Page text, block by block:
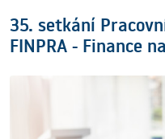
35. setkání
FINPRA - Finance